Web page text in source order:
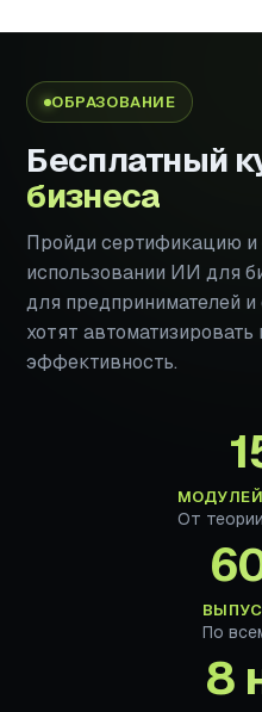
ОБРАЗОВАНИЕ
Бесплатный
бизнеса
Пройди сертификацию и
использовании ИИ для
для предпринимателей
хотят
эффективность.
МОДУЛЕЙ
От
По
8